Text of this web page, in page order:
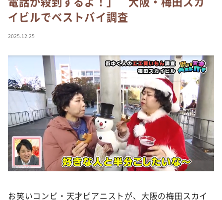
相席食堂
これ余談なんですけど・・・
～人生密着トークバラエティ！～ やすとものいたっ
て真剣です
探偵！ナイトスクープ
news おかえり
河合＆A.B.C-Z塚田×福井アナ「なんでやねん！？」
（news おかえり）
DAIGOも台所 ～きょうの献立 何にする？～
本日はダイアンなり！シーズン２
朝だ！生です旅サラダ
教えて！ニュースライブ 正義のミカタ
イビルでベストバイ調査
2025.12.25
お笑いコンビ・天才ピアニストが、大阪の梅田スカイ